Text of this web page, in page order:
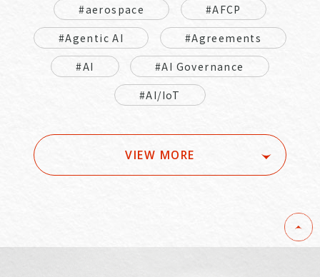
#aerospace
#AFCP
#Agentic AI
#Agreements
#AI
#AI Governance
#AI/IoT
VIEW MORE